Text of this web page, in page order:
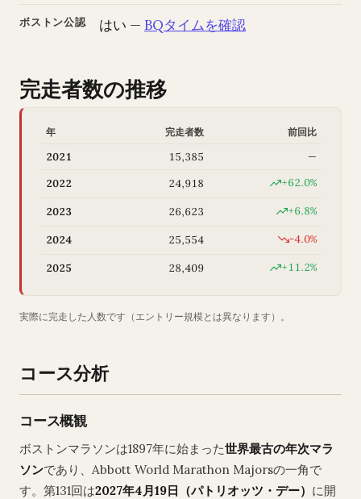
ボストン公認 はい — BQタイムを確認
完走者数の推移
年 完走者数 前回比
2021 15,385
—
2022
24,918 +62.0%
2023 26,623 +6.8%
2024 25,554 -4.0%
2025 28,409 +11.2%
実際に完走した人数です（エントリー規模とは異なります）。
コース分析
コース概観
ボストンマラソンは1897年に始まった世界最古の年次マラ
ソンであり、Abbott World Marathon Majorsの一角で
す。第131回は2027年4月19日（パトリオッツ・デー） に開